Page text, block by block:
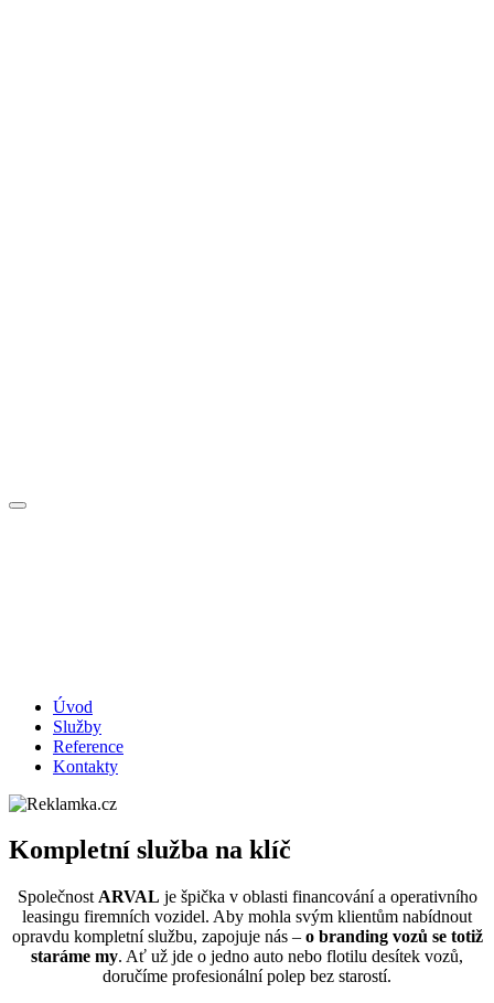
Úvod
Služby
Reference
Kontakty
Kompletní služba na klíč
Společnost ARVAL je špička v oblasti financování a operativního
leasingu firemních vozidel. Aby mohla svým klientům nabídnout
opravdu kompletní službu, zapojuje nás – o branding vozů se totiž
staráme my. Ať už jde o jedno auto nebo flotilu desítek vozů,
doručíme profesionální polep bez starostí.